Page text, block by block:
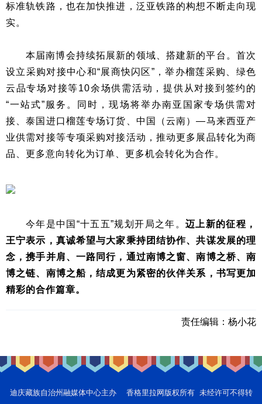
标准轨铁路，也在加快推进，泛亚铁路的构想不断走向现
实。
本届南博会持续拓展新的领域、搭建新的平台。首次
设立采购对接中心和“展商快闪区”，举办榴莲采购、绿色
云品专场对接等10余场供需活动，提供从对接到签约的
“一站式”服务。同时，现场将举办南亚国家专场供需对
接、泰国进口榴莲专场订货、中国（云南）—马来西亚产
业供需对接等专项采购对接活动，推动更多展品转化为商
品、更多意向转化为订单、更多机会转化为合作。
今年是中国“十五五”规划开局之年。 迈上新的征程，
王宁表示，真诚希望与大家秉持团结协作、共谋发展的理
念，携手并肩、一路同行，通过南博之窗、南博之桥、南
博之链、南博之船，结成更为紧密的伙伴关系，书写更加
精彩的合作篇章。
责任编辑： 杨小花
迪庆藏族自治州融媒体中心主办 香格里拉网版权所有 未经许可不得转